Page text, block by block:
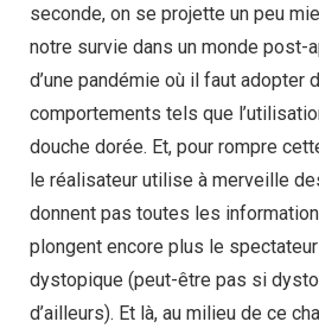
seconde, on se projette un peu
notre survie dans un monde post-
d’une pandémie où il faut adopter
comportements tels que
douche dorée. Et, pour rompre
le réalisateur utilise à merveille
donnent pas toutes les
plongent encore plus le
dystopique (peut-être pas si
d’ailleurs). Et là, au milieu de ce